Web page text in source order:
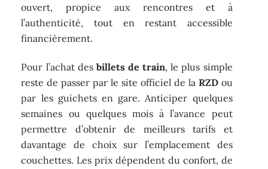
ouvert, propice aux rencontres et à
l’authenticité, tout en restant accessible
financièrement.
Pour l’achat des billets de train, le plus simple
reste de passer par le site officiel de la RZDou
par les guichets en gare. Anticiper quelques
semaines ou quelques mois à l’avance peut
permettre d’obtenir de meilleurs tarifs et
davantage de choix sur l’emplacement des
couchettes. Les prix dépendent du confort, de